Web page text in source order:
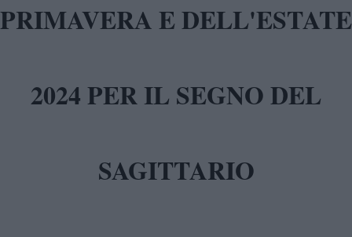
PRIMAVERA E DELL'ESTATE
2024 PER IL SEGNO DEL
SAGITTARIO